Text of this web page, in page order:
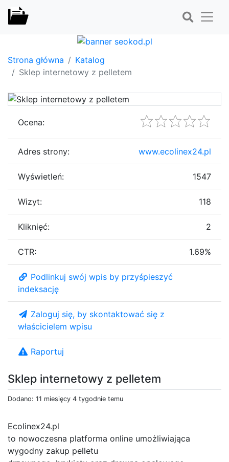
Strona główna
Katalog
Sklep internetowy z pelletem
Sklep internetowy z pelletem
Dodano: 11 miesięcy 4 tygodnie temu
Ecolinex24.pl
to nowoczesna platforma online umożliwiająca
wygodny zakup pelletu
Ocena:
Adres strony: www.ecolinex24.pl
Wyświetleń: 1547
Wizyt: 118
Kliknięć: 2
CTR: 1.69%
Podlinkuj swój wpis by przyśpieszyć
indeksację
Zaloguj się, by skontaktować się z
właścicielem wpisu
Raportuj